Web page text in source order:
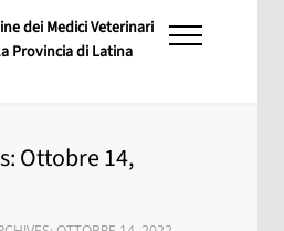
dei Medici Veterinari
Provincia di Latina
Ottobre 14,